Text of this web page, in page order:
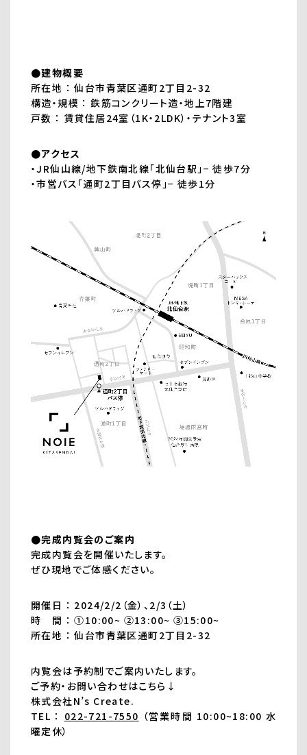
●建物概要
所在地 ： 仙台市青葉区通町2丁目2-32
構造・規模 ： 鉄筋コンクリート造・地上7階建
戸数 ： 賃貸住居24室（1K・2LDK）・テナント3室
●アクセス
・JR仙山線/地下鉄南北線「北仙台駅」− 徒歩7分
・市営バス「通町2丁目バス停」− 徒歩1分
●完成内覧会のご案内
完成内覧会を開催いたします。
ぜひ現地でご体感ください。
開催日 ： 2024/2/2（金）、2/3（土）
時 間 ： ➀10:00~ ➁13:00~ ➂15:00~
所在地 ： 仙台市青葉区通町2丁目2-32
内覧会は予約制でご案内いたします。
ご予約・お問い合わせはこちら↓
株式会社N’s Create.
TEL ： 022-721-7550 （営業時間 10:00~18:00 水
曜定休）